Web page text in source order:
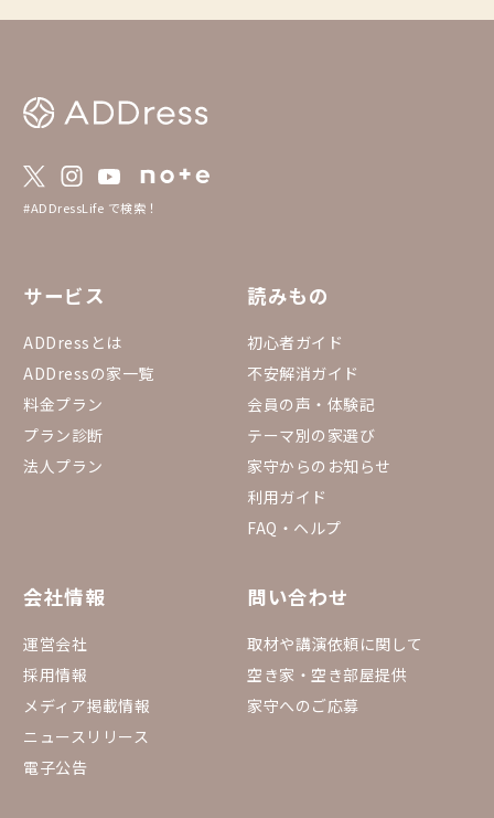
#ADDressLife で検索！
サービス
ADDressとは
ADDressの家一覧
料金プラン
プラン診断
法人プラン
読みもの
初心者ガイド
不安解消ガイド
会員の声・体験記
テーマ別の家選び
家守からのお知らせ
利用ガイド
FAQ・ヘルプ
会社情報
運営会社
採用情報
メディア掲載情報
ニュースリリース
電子公告
問い合わせ
取材や講演依頼に関して
空き家・空き部屋提供
家守へのご応募